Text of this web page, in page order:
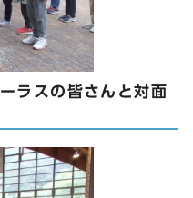
ラスの皆さんと対面